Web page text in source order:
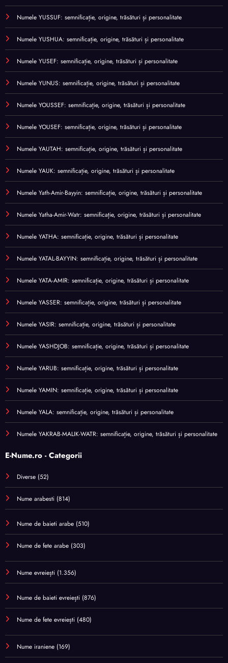
Numele YUSSUF: semnificație, origine, trăsături și personalitate
Numele YUSHUA: semnificație, origine, trăsături și personalitate
Numele YUSEF: semnificație, origine, trăsături și personalitate
Numele YUNUS: semnificație, origine, trăsături și personalitate
Numele YOUSSEF: semnificație, origine, trăsături și personalitate
Numele YOUSEF: semnificație, origine, trăsături și personalitate
Numele YAUTAH: semnificație, origine, trăsături și personalitate
Numele YAUK: semnificație, origine, trăsături și personalitate
Numele Yath-Amir-Bayyin: semnificație, origine, trăsături și personalitate
Numele Yatha-Amir-Watr: semnificație, origine, trăsături și personalitate
Numele YATHA: semnificație, origine, trăsături și personalitate
Numele YATAL-BAYYIN: semnificație, origine, trăsături și personalitate
Numele YATA-AMIR: semnificație, origine, trăsături și personalitate
Numele YASSER: semnificație, origine, trăsături și personalitate
Numele YASIR: semnificație, origine, trăsături și personalitate
Numele YASHDJOB: semnificație, origine, trăsături și personalitate
Numele YARUB: semnificație, origine, trăsături și personalitate
Numele YAMIN: semnificație, origine, trăsături și personalitate
Numele YALA: semnificație, origine, trăsături și personalitate
Numele YAKRAB-MALIK-WATR: semnificație, origine, trăsături și personalitate
E-Nume.ro - Categorii
Diverse (52)
Nume arabesti (814)
Nume de baieti arabe (510)
Nume de fete arabe (303)
Nume evreiești (1.356)
Nume de baieti evreiești (876)
Nume de fete evreiești (480)
Nume iraniene (169)